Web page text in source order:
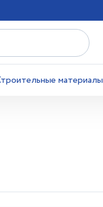
материалы